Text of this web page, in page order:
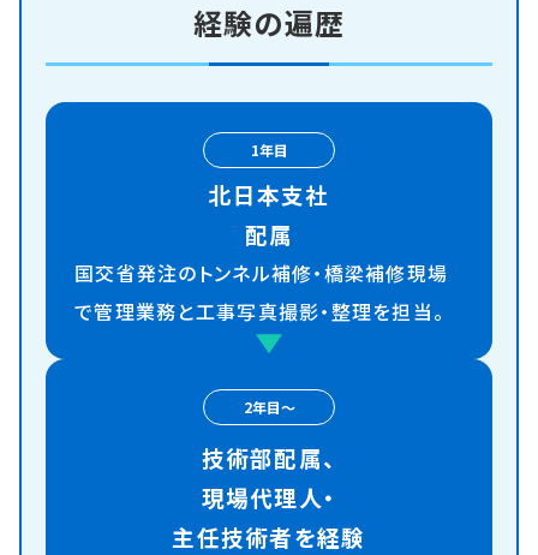
経験の遍歴
1年目
北日本支社
配属
国交省発注のトンネル補修・橋梁補修現場
で管理業務と工事写真撮影・整理を担当。
2年目〜
技術部配属、
現場代理人・
主任技術者を経験